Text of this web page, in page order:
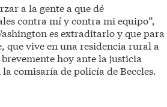
a la gente a que dé
contra mí y contra mi equipo”,
es extraditarlo y que para
que vive en una residencia rural a
hoy ante la justicia
comisaría de policía de Beccles.